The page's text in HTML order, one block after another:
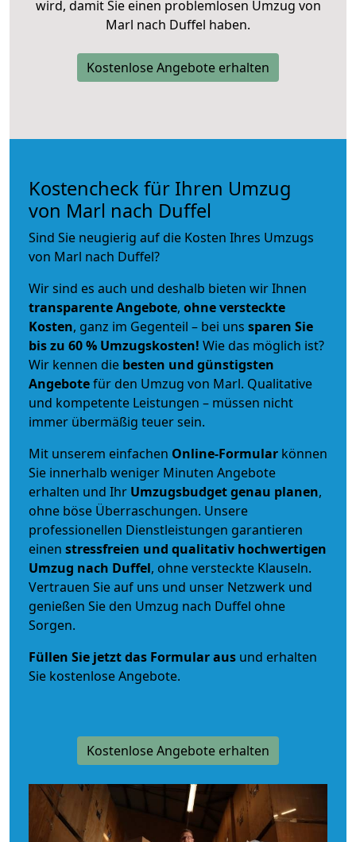
wird, damit Sie einen problemlosen Umzug von
Marl nach Duffel haben.
Kostenlose Angebote erhalten
Kostencheck für Ihren Umzug
von Marl nach Duffel
Sind Sie neugierig auf die Kosten Ihres Umzugs
von Marl nach Duffel?
Wir sind es auch und deshalb bieten wir Ihnen
transparente Angebote, ohne versteckte
Kosten, ganz im Gegenteil – bei uns sparen Sie
bis zu 60 % Umzugskosten! Wie das möglich ist?
Wir kennen die besten und günstigsten
Angebotefür den Umzug von Marl. Qualitative
und kompetente Leistungen – müssen nicht
immer übermäßig teuer sein.
Mit unserem einfachen Online-Formular können
Sie innerhalb weniger Minuten Angebote
erhalten und Ihr Umzugsbudgetgenau planen,
ohne böse Überraschungen. Unsere
professionellen Dienstleistungen garantieren
einen stressfreien und qualitativ hochwertigen
Umzug nach Duffel, ohne versteckte Klauseln.
Vertrauen Sie auf uns und unser Netzwerk und
genießen Sie den Umzug nach Duffel ohne
Sorgen.
Füllen Sie jetzt das Formular aus und erhalten
Sie kostenlose Angebote.
Kostenlose Angebote erhalten